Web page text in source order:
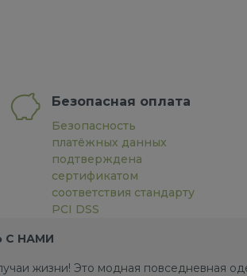
Безопасная оплата
Безопасность
платёжных данных
подтверждена
сертификатом
соответствия стандарту
PCI DSS
С НАМИ
жизни! Это модная повседневная